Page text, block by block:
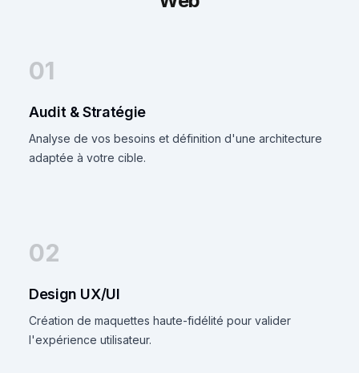
01
Audit & Stratégie
Analyse de vos besoins et définition d'une architecture
adaptée à votre cible.
02
Design UX/UI
Création de maquettes haute-fidélité pour valider
l'expérience utilisateur.